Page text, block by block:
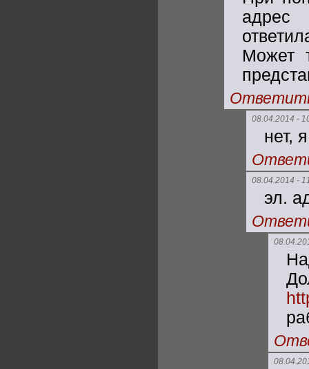
адрес
Может
08.04.2014 -
нет,
08.04.2014 -
эл.